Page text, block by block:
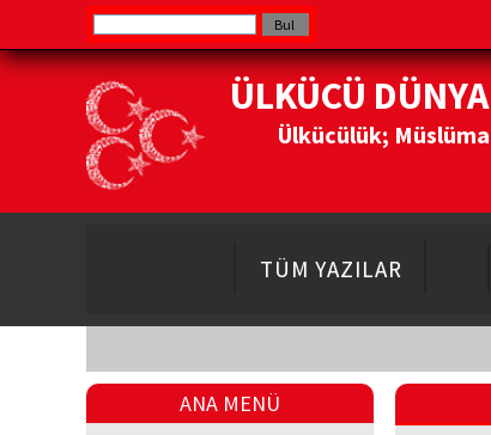
ÜLKÜCÜ
Ülkücülük;
TÜM YAZILAR
ANA MENÜ